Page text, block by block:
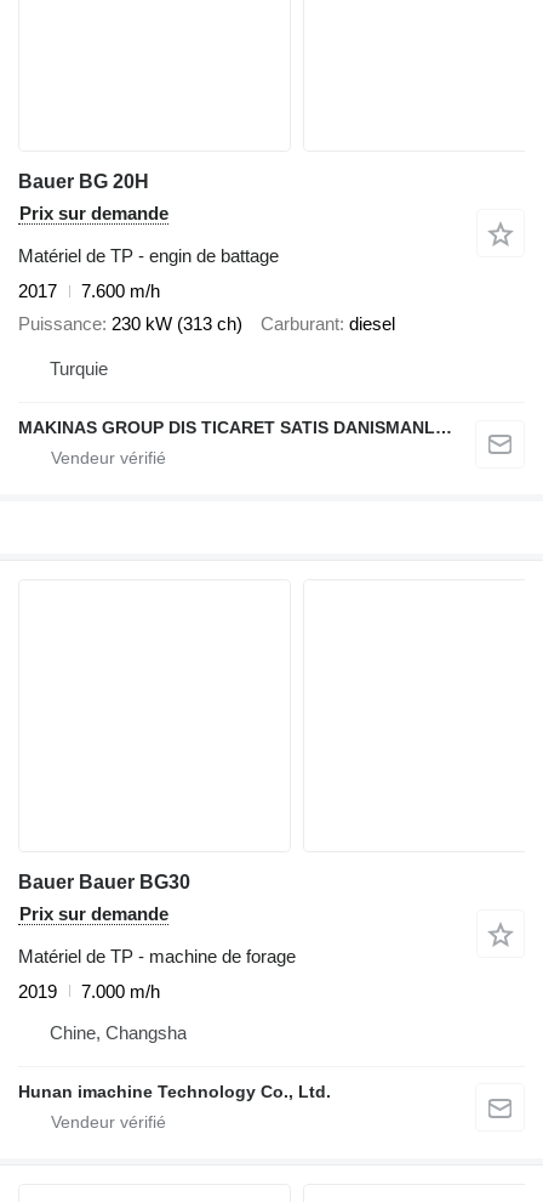
Bauer BG 20H
Prix sur demande
Matériel de TP - engin de battage
2017
7.600 m/h
Puissance 230 kW (313 ch) Carburant diesel
Turquie
MAKINAS GROUP DIS TICARET SATIS DANISMANLIK A.S.
Bauer Bauer BG30
Prix sur demande
Matériel de TP - machine de forage
2019
7.000 m/h
Chine, Changsha
Hunan imachine Technology Co., Ltd.